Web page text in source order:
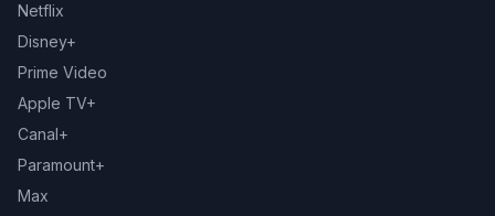
Netflix
Disney+
Prime Video
Apple TV+
Canal+
Paramount+
Max